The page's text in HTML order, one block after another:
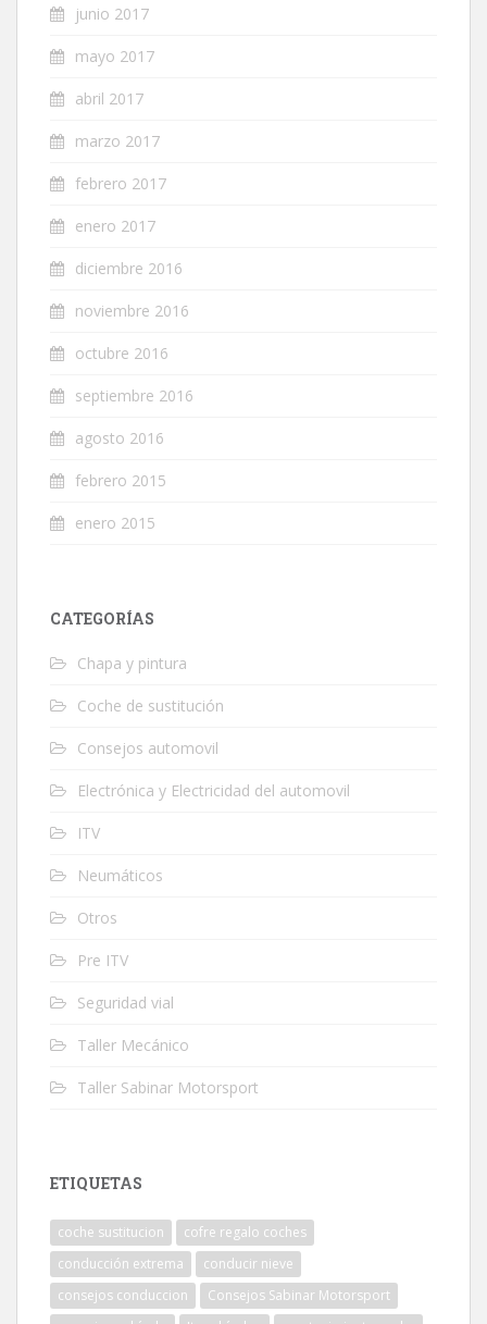
junio 2017
mayo 2017
abril 2017
marzo 2017
febrero 2017
enero 2017
diciembre 2016
noviembre 2016
octubre 2016
septiembre 2016
agosto 2016
febrero 2015
enero 2015
CATEGORÍAS
Chapa y pintura
Coche de sustitución
Consejos automovil
Electrónica y Electricidad del automovil
ITV
Neumáticos
Otros
Pre ITV
Seguridad vial
Taller Mecánico
Taller Sabinar Motorsport
ETIQUETAS
coche sustitucion
cofre regalo coches
conducción extrema
conducir nieve
consejos conduccion
Consejos Sabinar Motorsport